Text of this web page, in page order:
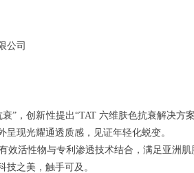
公司
”，创新性提出“TAT 六维肤色抗衰解决
现光耀通透质感，见证年轻化蜕变。
效活性物与专利渗透技术结合，满足亚洲
技之美，触手可及。